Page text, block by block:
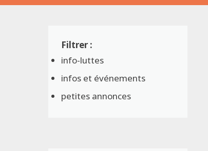
info-luttes
infos et événements
petites annonces